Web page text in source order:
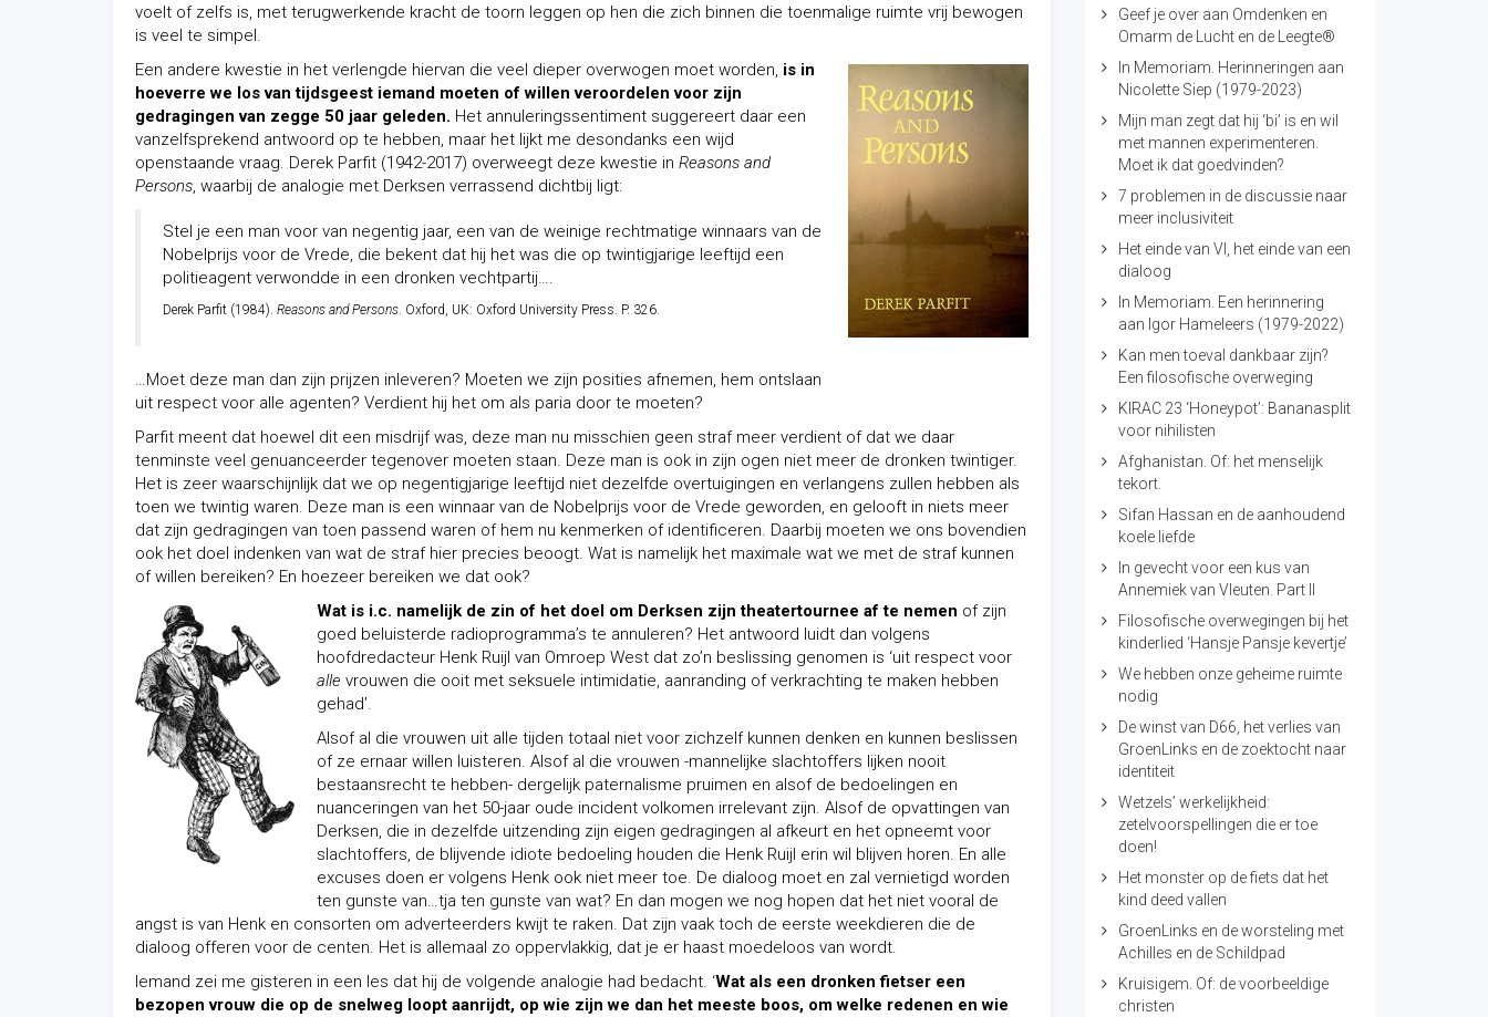
voelt of zelfs is, met terugwerkende kracht de toorn leggen op hen die zich binnen die toenmalige ruimte vrij bewogen
is veel te simpel.
Een andere kwestie in het verlengde hiervan die veel dieper overwogen moet worden, is in
hoeverre we los van tijdsgeest iemand moeten of willen veroordelen voor zijn
gedragingen van zegge 50 jaar geleden. Het annuleringssentiment suggereert daar een
vanzelfsprekend antwoord op te hebben, maar het lijkt me desondanks een wijd
openstaande vraag. Derek Parfit (1942-2017) overweegt deze kwestie in Reasons and
Persons, waarbij de analogie met Derksen verrassend dichtbij ligt:
Stel je een man voor van negentig jaar, een van de weinige rechtmatige winnaars van de
Nobelprijs voor de Vrede, die bekent dat hij het was die op twintigjarige leeftijd een
politieagent verwondde in een dronken vechtpartij….
Derek Parfit (1984). Reasons and Persons. Oxford, UK: Oxford University Press. P. 326.
…Moet deze man dan zijn prijzen inleveren? Moeten we zijn posities afnemen, hem ontslaan
uit respect voor alle agenten? Verdient hij het om als paria door te moeten?
Parfit meent dat hoewel dit een misdrijf was, deze man nu misschien geen straf meer verdient of dat we daar
tenminste veel genuanceerder tegenover moeten staan. Deze man is ook in zijn ogen niet meer de dronken twintiger.
Het is zeer waarschijnlijk dat we op negentigjarige leeftijd niet dezelfde overtuigingen en verlangens zullen hebben als
toen we twintig waren. Deze man is een winnaar van de Nobelprijs voor de Vrede geworden, en gelooft in niets meer
dat zijn gedragingen van toen passend waren of hem nu kenmerken of identificeren. Daarbij moeten we ons bovendien
ook het doel indenken van wat de straf hier precies beoogt. Wat is namelijk het maximale wat we met de straf kunnen
of willen bereiken? En hoezeer bereiken we dat ook?
Wat is i.c. namelijk de zin of het doel om Derksen zijn theatertournee af te nemen of zijn
goed beluisterde radioprogramma’s te annuleren? Het antwoord luidt dan volgens
hoofdredacteur Henk Ruijl van Omroep West dat zo’n beslissing genomen is ‘uit respect voor
alle vrouwen die ooit met seksuele intimidatie, aanranding of verkrachting te maken hebben
gehad’.
Alsof al die vrouwen uit alle tijden totaal niet voor zichzelf kunnen denken en kunnen beslissen
of ze ernaar willen luisteren. Alsof al die vrouwen -mannelijke slachtoffers lijken nooit
bestaansrecht te hebben- dergelijk paternalisme pruimen en alsof de bedoelingen en
nuanceringen van het 50-jaar oude incident volkomen irrelevant zijn. Alsof de opvattingen van
Derksen, die in dezelfde uitzending zijn eigen gedragingen al afkeurt en het opneemt voor
slachtoffers, de blijvende idiote bedoeling houden die Henk Ruijl erin wil blijven horen. En alle
excuses doen er volgens Henk ook niet meer toe. De dialoog moet en zal vernietigd worden
ten gunste van…tja ten gunste van wat? En dan mogen we nog hopen dat het niet vooral de
angst is van Henk en consorten om adverteerders kwijt te raken. Dat zijn vaak toch de eerste weekdieren die de
dialoog offeren voor de centen. Het is allemaal zo oppervlakkig, dat je er haast moedeloos van wordt.
Iemand zei me gisteren in een les dat hij de volgende analogie had bedacht. ‘Wat als een dronken fietser een
bezopen vrouw die op de snelweg loopt aanrijdt, op wie zijn we dan het meeste boos, om welke redenen en wie
Geef je over aan Omdenken en
Omarm de Lucht en de Leegte®
In Memoriam. Herinneringen aan
Nicolette Siep (1979-2023)
Mijn man zegt dat hij ‘bi’ is en wil
met mannen experimenteren.
Moet ik dat goedvinden?
7 problemen in de discussie naar
meer inclusiviteit
Het einde van VI, het einde van een
dialoog
In Memoriam. Een herinnering
aan Igor Hameleers (1979-2022)
Kan men toeval dankbaar zijn?
Een filosofische overweging
KIRAC 23 ‘Honeypot’: Bananasplit
voor nihilisten
Afghanistan. Of: het menselijk
tekort.
Sifan Hassan en de aanhoudend
koele liefde
In gevecht voor een kus van
Annemiek van Vleuten. Part II
Filosofische overwegingen bij het
kinderlied ‘Hansje Pansje kevertje’
We hebben onze geheime ruimte
nodig
De winst van D66, het verlies van
GroenLinks en de zoektocht naar
identiteit
Wetzels’ werkelijkheid:
zetelvoorspellingen die er toe
doen!
Het monster op de fiets dat het
kind deed vallen
GroenLinks en de worsteling met
Achilles en de Schildpad
Kruisigem. Of: de voorbeeldige
christen